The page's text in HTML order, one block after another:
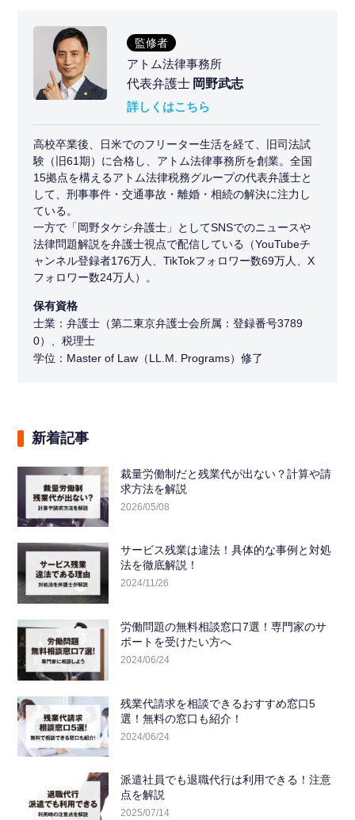
監修者
アトム法律事務所
代表弁護士 岡野武志
詳しくはこちら
高校卒業後、日米でのフリーター生活を経て、旧司法試
験（旧61期）に合格し、アトム法律事務所を創業。全国
15拠点を構えるアトム法律税務グループの代表弁護士と
して、刑事事件・交通事故・離婚・相続の解決に注力し
ている。
一方で「岡野タケシ弁護士」としてSNSでのニュースや
法律問題解説を弁護士視点で配信している（YouTubeチ
ャンネル登録者176万人、TikTokフォロワー数69万人、X
フォロワー数24万人）。
保有資格
士業：弁護士（第二東京弁護士会所属：登録番号3789
0）、税理士
学位：Master of Law（LL.M. Programs）修了
新着記事
裁量労働制だと残業代が出ない？計算や請
求方法を解説
2026/05/08
サービス残業は違法！具体的な事例と対処
法を徹底解説！
2024/11/26
労働問題の無料相談窓口7選！専門家のサ
ポートを受けたい方へ
2024/06/24
残業代請求を相談できるおすすめ窓口5
選！無料の窓口も紹介！
2024/06/24
派遣社員でも退職代行は利用できる！注意
点を解説
2025/07/14